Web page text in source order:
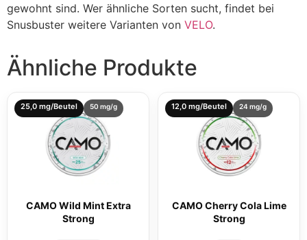
gewohnt sind. Wer ähnliche Sorten sucht, findet bei
Snusbuster weitere Varianten von VELO.
Ähnliche Produkte
25,0 mg/Beutel 50 mg/g
CAMO Wild Mint Extra
Strong
12,0 mg/Beutel 24 mg/g
CAMO Cherry Cola Lime
Strong